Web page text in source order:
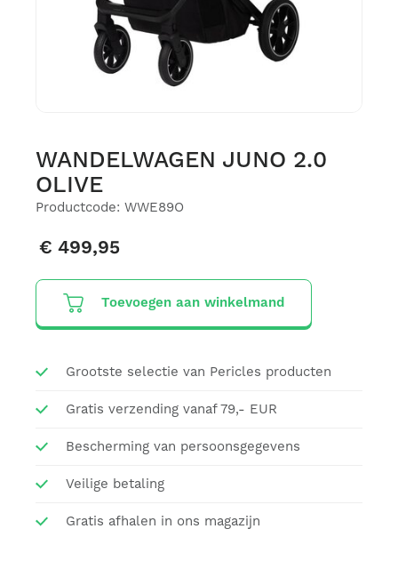
WANDELWAGEN JUNO 2.0
OLIVE
Productcode: WWE89O
€ 499,95
Toevoegen aan winkelmand
Grootste selectie van Pericles producten
Gratis verzending vanaf 79,- EUR
Bescherming van persoonsgegevens
Veilige betaling
Gratis afhalen in ons magazijn